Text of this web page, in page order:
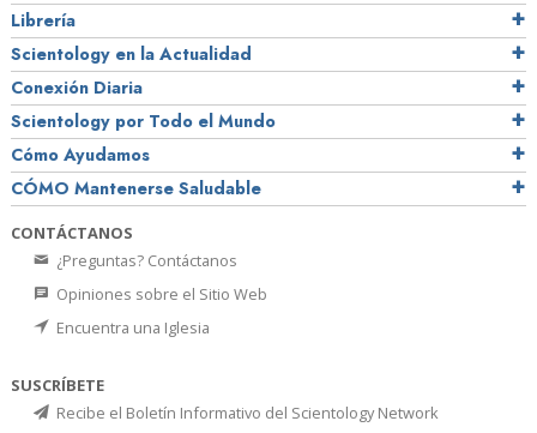
Librería
Scientology en la Actualidad
Conexión Diaria
Scientology por Todo el Mundo
Cómo Ayudamos
CÓMO Mantenerse Saludable
CONTÁCTANOS
¿Preguntas? Contáctanos
Opiniones sobre el Sitio Web
Encuentra una Iglesia
SUSCRÍBETE
Recibe el Boletín Informativo del Scientology Network